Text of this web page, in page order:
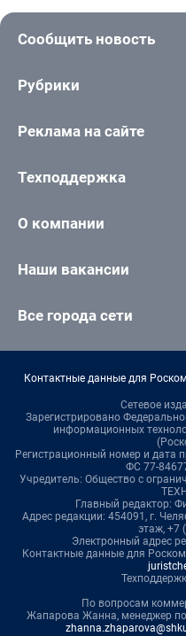
Сообщить новость
Рубрики
Реклама на сайте
Техподдержка
О компании
Наши вакансии
Все города сети
Контактные данные для
Сетевое
Зарегистрировано
информационных
Регистрационный номер и дата
ФС 77-
Учредитель: Общество с
Главный редактор:
Адрес редакции: 454091, г.
этаж, +7
Электронный адрес
Контактные данные для
По вопросам
Жапарова Жанна, менеджер